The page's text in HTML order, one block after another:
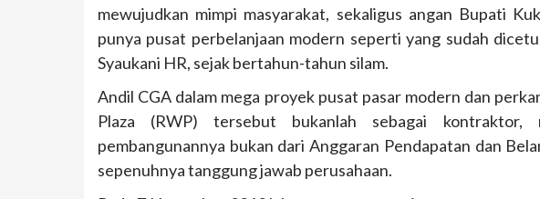
mewujudkan mimpi masyarakat, sekaligus angan Bupati
punya pusat perbelanjaan modern seperti yang sudah
Syaukani HR, sejak bertahun-tahun silam.
Andil CGA dalam mega proyek pusat pasar modern dan
Plaza (RWP) tersebut bukanlah sebagai kontraktor,
pembangunannya bukan dari Anggaran Pendapatan dan
sepenuhnya tanggung jawab perusahaan.